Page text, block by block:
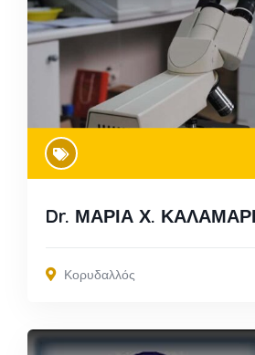
Dr. ΜΑΡΙΑ Χ.
Κορυδαλλός